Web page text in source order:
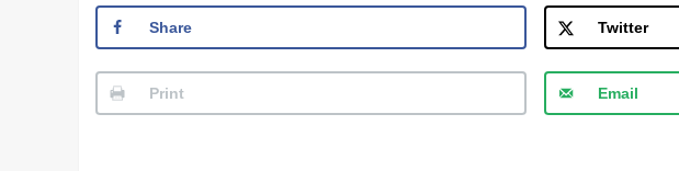
Share Twitter
Print Email